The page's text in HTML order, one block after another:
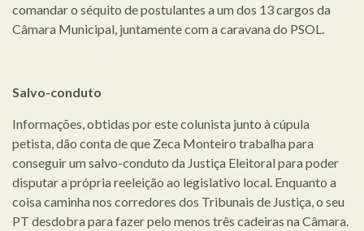
comandar o séquito de postulantes a um dos 13 cargos da
Câmara Municipal, juntamente com a caravana do PSOL.
Salvo-conduto
Informações, obtidas por este colunista junto à cúpula
petista, dão conta de que Zeca Monteiro trabalha para
conseguir um salvo-conduto da Justiça Eleitoral para poder
disputar a própria reeleição ao legislativo local. Enquanto a
coisa caminha nos corredores dos Tribunais de Justiça, o seu
PT desdobra para fazer pelo menos três cadeiras na Câmara.